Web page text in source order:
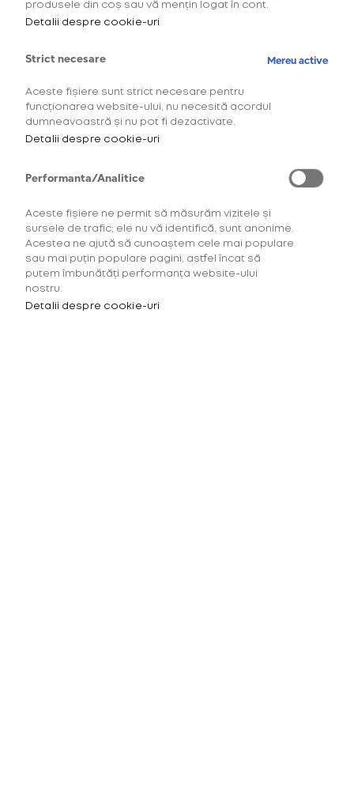
pentru HILO TUTUN
virto™ Silver
63,00 Lei
produsele din coș sau vă mențin logat în cont.
Detalii despre cookie-uri
Strict necesare Mereu active
Aceste fișiere sunt strict necesare pentru
funcționarea website-ului, nu necesită acordul
dumneavoastră și nu pot fi dezactivate.
Detalii despre cookie-uri
Performanta/Analitice
Aceste fișiere ne permit să măsurăm vizitele și
sursele de trafic; ele nu vă identifică, sunt anonime.
Acestea ne ajută să cunoaștem cele mai populare
sau mai puțin populare pagini, astfel încat să
putem îmbunătăți performanța website-ului
nostru.
Detalii despre cookie-uri